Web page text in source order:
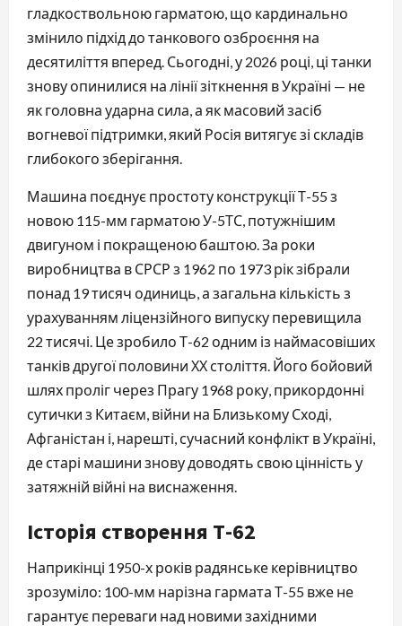
гладкоствольною гарматою, що кардинально
змінило підхід до танкового озброєння на
десятиліття вперед. Сьогодні, у 2026 році, ці танки
знову опинилися на лінії зіткнення в Україні — не
як головна ударна сила, а як масовий засіб
вогневої підтримки, який Росія витягує зі складів
глибокого зберігання.
Машина поєднує простоту конструкції Т-55 з
новою 115-мм гарматою У-5ТС, потужнішим
двигуном і покращеною баштою. За роки
виробництва в СРСР з 1962 по 1973 рік зібрали
понад 19 тисяч одиниць, а загальна кількість з
урахуванням ліцензійного випуску перевищила
22 тисячі. Це зробило Т-62 одним із наймасовіших
танків другої половини ХХ століття. Його бойовий
шлях проліг через Прагу 1968 року, прикордонні
сутички з Китаєм, війни на Близькому Сході,
Афганістан і, нарешті, сучасний конфлікт в Україні,
де старі машини знову доводять свою цінність у
затяжній війні на виснаження.
Історія створення Т-62
Наприкінці 1950-х років радянське керівництво
зрозуміло: 100-мм нарізна гармата Т-55 вже не
гарантує переваги над новими західними